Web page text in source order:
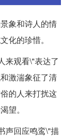
象和诗人的情
化的珍惜。
来观看\"表达了
激湍象征了清
的人来打扰这
望。
声回应鸣鸾\"描